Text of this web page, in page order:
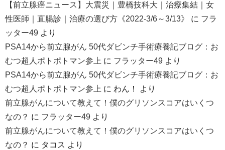
【前立腺癌ニュース】大震災｜豊橋技科大｜治療集結｜女
性医師｜直腸診｜治療の選び方《2022-3/6～3/13》
に フラ
ッター49 より
PSA14から前立腺がん 50代ダビンチ手術療養記ブログ：お
むつ超人ポトポトマン参上 に フラッター49 より
PSA14から前立腺がん 50代ダビンチ手術療養記ブログ：お
むつ超人ポトポトマン参上 に わん！
より
前立腺がんについて教えて！僕のグリソンスコアはいくつ
なの？ に フラッター49 より
前立腺がんについて教えて！僕のグリソンスコアはいくつ
なの？ に タコス より